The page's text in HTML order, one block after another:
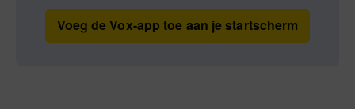
Voeg de Vox-app toe aan je startscherm